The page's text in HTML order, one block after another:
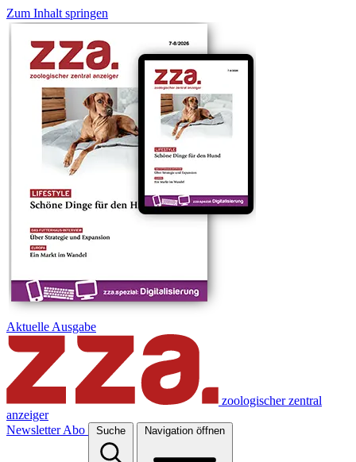
Zum Inhalt springen
Aktuelle Ausgabe
zoologischer zentral
anzeiger
Newsletter Abo Suche Navigation öffnen